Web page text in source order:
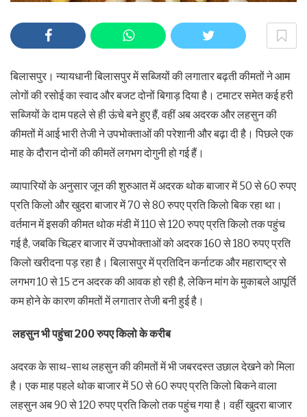
बिलासपुर। न्यायधानी बिलासपुर में सब्जियों की लगातार बढ़ती कीमतों ने आम
लोगों की रसोई का स्वाद और बजट दोनों बिगाड़ दिया है। टमाटर समेत कई हरी
सब्जियों के दाम पहले से ही ऊंचे बने हुए हैं, वहीं अब अदरक और लहसुन की
कीमतों में आई भारी तेजी ने उपभोक्ताओं की परेशानी और बढ़ा दी है। पिछले एक
माह के दौरान दोनों की कीमतें लगभग दोगुनी हो गई हैं।
व्यापारियों के अनुसार जून की शुरुआत में अदरक थोक बाजार में 50 से 60 रुपए
प्रति किलो और खुदरा बाजार में 70 से 80 रुपए प्रति किलो बिक रहा था।
वर्तमान में इसकी कीमत थोक मंडी में 110 से 120 रुपए प्रति किलो तक पहुंच
गई है, जबकि चिल्हर बाजार में उपभोक्ताओं को अदरक 160 से 180 रुपए प्रति
किलो खरीदना पड़ रहा है। बिलासपुर में प्रतिदिन कर्नाटक और महाराष्ट्र से
लगभग 10 से 15 टन अदरक की आवक हो रही है, लेकिन मांग के मुकाबले आपूर्ति
कम होने के कारण कीमतों में लगातार तेजी बनी हुई है।
लहसुन भी पहुंचा 200 रुपए किलो के करीब
अदरक के साथ-साथ लहसुन की कीमतों में भी जबरदस्त उछाल देखने को मिला
है। एक माह पहले थोक बाजार में 50 से 60 रुपए प्रति किलो बिकने वाला
लहसुन अब 90 से 120 रुपए प्रति किलो तक पहुंच गया है। वहीं खुदरा बाजार